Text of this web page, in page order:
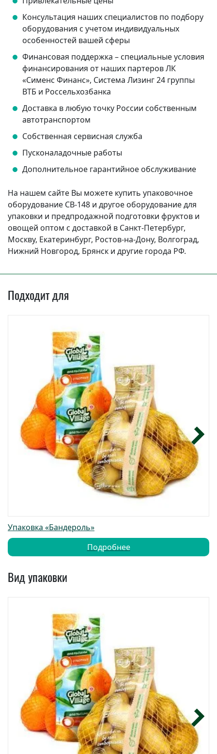
Консультация наших специалистов по подбору
оборудования с учетом индивидуальных
особенностей вашей сферы
Финансовая поддержка – специальные условия
финансирования от наших партеров ЛК
«Сименс Финанс», Система Лизинг 24 группы
ВТБ и Россельхозбанка
Доставка в любую точку России собственным
автотранспортом
Собственная сервисная служба
Пусконаладочные работы
Дополнительное гарантийное обслуживание
На нашем сайте Вы можете купить упаковочное
оборудование CB-148 и другое оборудование для
упаковки и предпродажной подготовки фруктов и
овощей оптом с доставкой в Санкт-Петербург,
Москву, Екатеринбург, Ростов-на-Дону, Волгоград,
Нижний Новгород, Брянск и другие города РФ.
Подходит для
Упаковка «Бандероль»
Подробнее
Вид упаковки